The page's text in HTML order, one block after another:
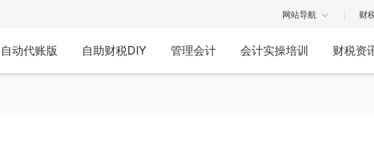
网站导航 财
自动代账版 自助财税DIY 管理会计 会计实操培训 财税资